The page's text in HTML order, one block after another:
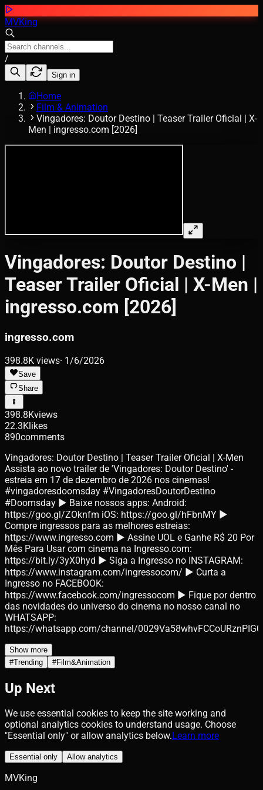
MVKing
/
Sign in
Home
Film & Animation
Vingadores: Doutor Destino | Teaser Trailer Oficial | X-
Men | ingresso.com [2026]
Vingadores: Doutor Destino |
Teaser Trailer Oficial | X-Men |
ingresso.com [2026]
ingresso.com
398.8K views· 1/6/2026
Save
Share
398.8Kviews
22.3Klikes
890comments
Vingadores: Doutor Destino | Teaser Trailer Oficial | X-Men
Assista ao novo trailer de 'Vingadores: Doutor Destino' -
estreia em 17 de dezembro de 2026 nos cinemas!
#vingadoresdoomsday #VingadoresDoutorDestino
#Doomsday ► Baixe nossos apps: Android:
https://goo.gl/ZOknfm iOS: https://goo.gl/hFbnMY ►
Compre ingressos para as melhores estreias:
https://www.ingresso.com ► Assine UOL e Ganhe R$ 20 Por
Mês Para Usar com cinema na Ingresso.com:
https://bit.ly/3yX0hyd ► Siga a Ingresso no INSTAGRAM:
https://www.instagram.com/ingressocom/ ► Curta a
Ingresso no FACEBOOK:
https://www.facebook.com/ingressocom ► Fique por dentro
das novidades do universo do cinema no nosso canal no
WHATSAPP:
https://whatsapp.com/channel/
Show more
#Trending #Film&Animation
Up Next
We use essential cookies to keep the site working and
optional analytics cookies to understand usage. Choose
"Essential only" or allow analytics below.Learn more
Essential only Allow analytics
MVKing